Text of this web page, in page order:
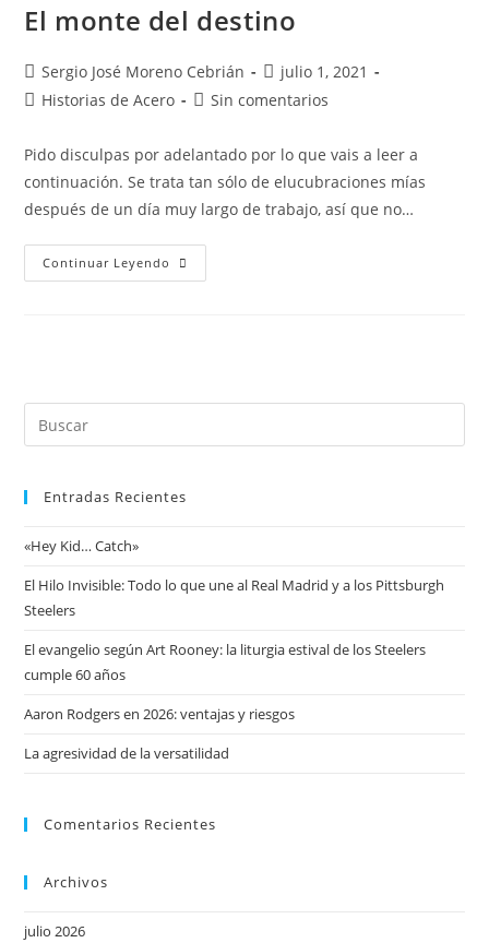
El monte del destino
Sergio José Moreno Cebrián
julio 1, 2021
Historias de Acero
Sin comentarios
Pido disculpas por adelantado por lo que vais a leer a
continuación. Se trata tan sólo de elucubraciones mías
después de un día muy largo de trabajo, así que no…
Continuar Leyendo
Entradas Recientes
«Hey Kid… Catch»
El Hilo Invisible: Todo lo que une al Real Madrid y a los Pittsburgh
Steelers
El evangelio según Art Rooney: la liturgia estival de los Steelers
cumple 60 años
Aaron Rodgers en 2026: ventajas y riesgos
La agresividad de la versatilidad
Comentarios Recientes
Archivos
julio 2026